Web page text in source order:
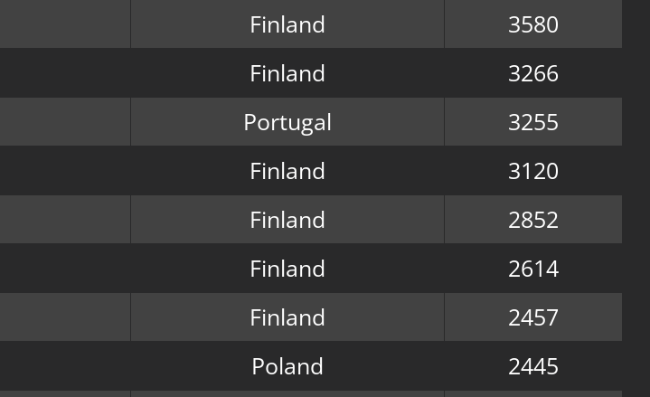
Finland
3580
Finland
3266
Portugal
3255
Finland
3120
Finland
2852
Finland
2614
Finland
2457
Poland
2445